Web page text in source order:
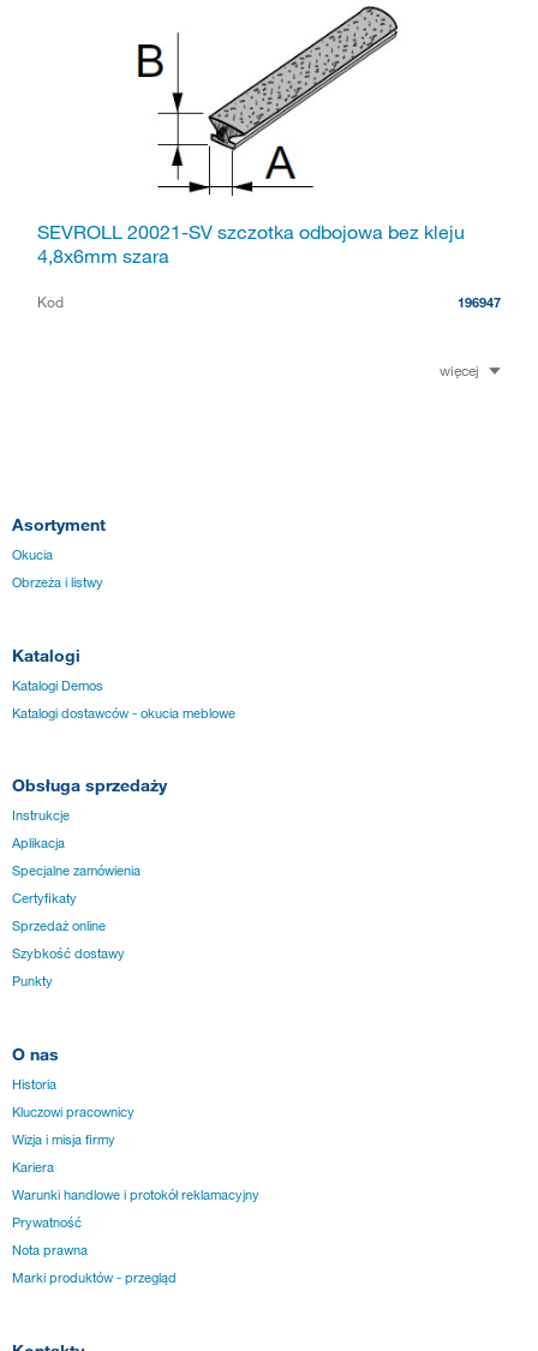
SEVROLL 20021-SV szczotka odbojowa bez kleju
4,8x6mm szara
Kod 196947
więcej
Asortyment
Okucia
Obrzeża i listwy
Katalogi
Katalogi Demos
Katalogi dostawców - okucia meblowe
Obsługa sprzedaży
Instrukcje
Aplikacja
Specjalne zamówienia
Certyfikaty
Sprzedaż online
Szybkość dostawy
Punkty
O nas
Historia
Kluczowi pracownicy
Wizja i misja firmy
Kariera
Warunki handlowe i protokół reklamacyjny
Prywatność
Nota prawna
Marki produktów - przegląd